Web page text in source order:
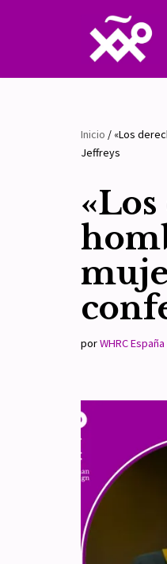
Inicio / «Los
Jeffreys
porWHRC España